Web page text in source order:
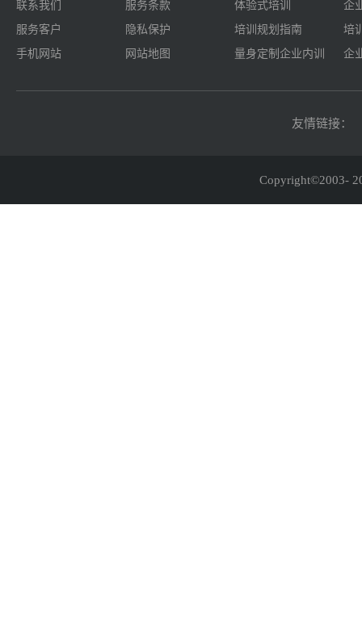
联系我们
服务客户
手机网站
服务条款
隐私保护
网站地图
体验式培训
培训规划指南
量身定制企业内训
企
培
企
友情链接：
Copyright©2003-